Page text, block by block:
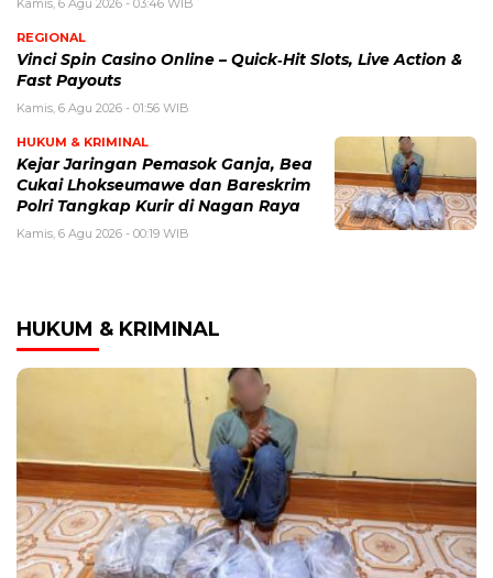
Kamis, 6 Agu 2026 - 03:46 WIB
REGIONAL
Vinci Spin Casino Online – Quick‑Hit Slots, Live Action &
Fast Payouts
Kamis, 6 Agu 2026 - 01:56 WIB
HUKUM & KRIMINAL
Kejar Jaringan Pemasok Ganja, Bea
Cukai Lhokseumawe dan Bareskrim
Polri Tangkap Kurir di Nagan Raya
Kamis, 6 Agu 2026 - 00:19 WIB
HUKUM & KRIMINAL